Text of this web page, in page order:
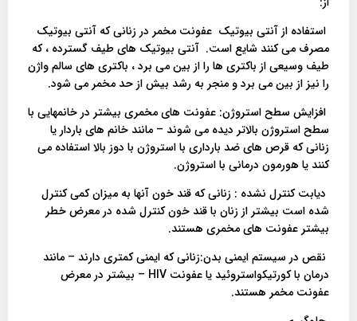
استفاده از آنتی بیوتیک عفونت مخمر در زنانی که آنتی بیوتیک
مصرف می کنند شایع است. آنتی بیوتیک های طیف گسترده ، که
طیف وسیعی از باکتری ها را از بین می برد ، باکتری های سالم واژن
را نیز از بین می برد و منجر به رشد بیش از حد مخمر می شود.
افزایش سطح استروژن: عفونت های مخمری بیشتر در خانمهایی با
سطح استروژن بالاتر دیده می شوند – مانند خانم های باردار یا
زنانی که قرص های ضد بارداری با استروژن با دوز بالا استفاده می
کنند یا هورمون درمانی با استروژن.
دیابت کنترل نشده : زنانی که قند خون آنها به میزان کمی کنترل
شده است بیشتر از زنان با قند خون کنترل شده در معرض خطر
بیشتر عفونت های مخمری هستند.
نقص در سیستم ایمنی بدن:زنانی که ایمنی کمتری دارند – مانند
درمان با کورتیکواستروئید یا عفونت HIV – بیشتر در معرض
عفونت مخمر هستند.